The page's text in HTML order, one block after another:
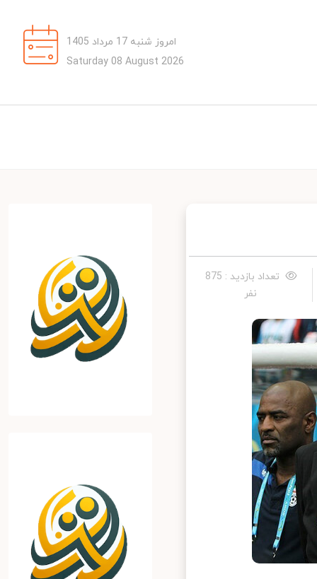
امروز شنبه 17 مرداد 1405
Saturday 08 August 2026
تعداد بازدید : 875
نفر